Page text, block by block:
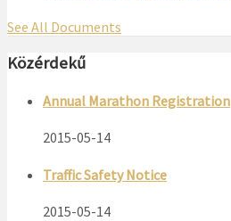
See All Documents
Közérdekű
Annual Marathon Registration
2015-05-14
Traffic Safety Notice
2015-05-14